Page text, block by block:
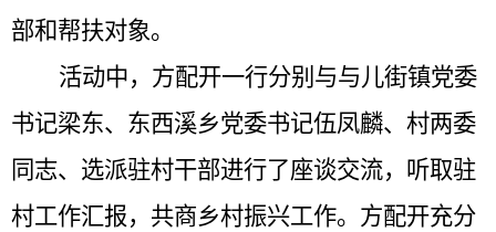
部和帮扶对象。
活动中， 方配开一行分别与与儿街镇党委
书记梁东、 东西溪乡党委书记伍凤麟、村两委
同志、选派驻村干部进行了座谈交流， 听取驻
村工作汇报，共商乡村振兴工作。方配开充分